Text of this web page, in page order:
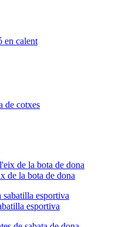
en calent
de cotxes
de la bota de dona
esportiva